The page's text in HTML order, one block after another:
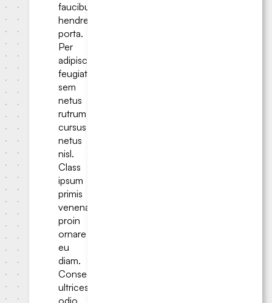
faucibus
hendrerit
porta.
Per
adipiscing
feugiat
sem
netus
rutrum
cursus
netus
nisl.
Class
ipsum
primis
venenatis
proin
ornare
eu
diam.
Consectetur
ultrices
odio